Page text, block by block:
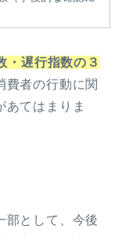
・遅行指数の３
費者の行動に関
あてはまりま
部として、今後